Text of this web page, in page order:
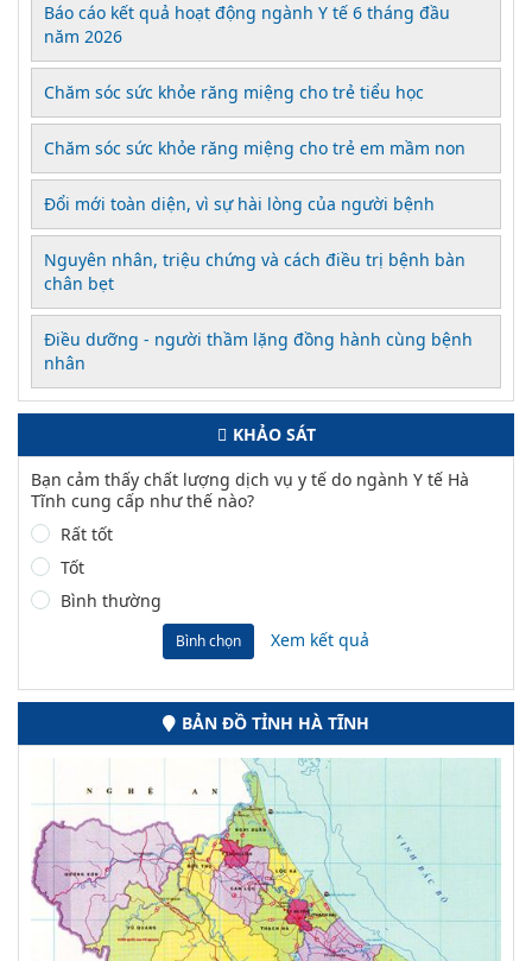
Báo cáo kết quả hoạt động ngành Y tế 6 tháng đầu
năm 2026
Chăm sóc sức khỏe răng miệng cho trẻ tiểu học
Chăm sóc sức khỏe răng miệng cho trẻ em mầm non
Đổi mới toàn diện, vì sự hài lòng của người bệnh
Nguyên nhân, triệu chứng và cách điều trị bệnh bàn
chân bẹt
Điều dưỡng - người thầm lặng đồng hành cùng bệnh
nhân
KHẢO SÁT
Bạn cảm thấy chất lượng dịch vụ y tế do ngành Y tế Hà
Tĩnh cung cấp như thế nào?
Rất tốt
Tốt
Bình thường
Bình chọn Xem kết quả
BẢN ĐỒ TỈNH HÀ TĨNH